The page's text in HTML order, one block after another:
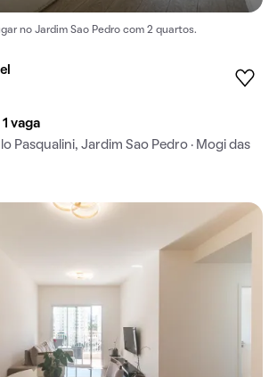
no Jardim Sao Pedro com 2 quartos.
1 vaga
Pasqualini, Jardim Sao Pedro · Mogi das